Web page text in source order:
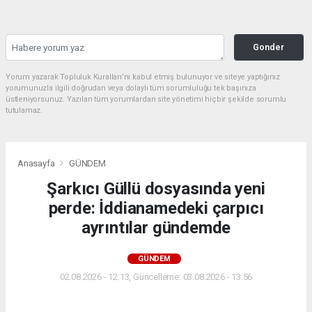
Gonder
Yorum yazarak Topluluk Kuralları’nı kabul etmiş bulunuyor ve siteye yaptığınız
yorumunuzla ilgili doğrudan veya dolaylı tüm sorumluluğu tek başınıza
üstleniyorsunuz. Yazılan tüm yorumlardan site yönetimi hiçbir şekilde sorumlu
tutulamaz.
Anasayfa GÜNDEM
Şarkıcı Güllü dosyasında yeni
perde: İddianamedeki çarpıcı
ayrıntılar gündemde
GÜNDEM
02.08.2026 - 12:13, Güncelleme: 03.08.2026 - 13:56